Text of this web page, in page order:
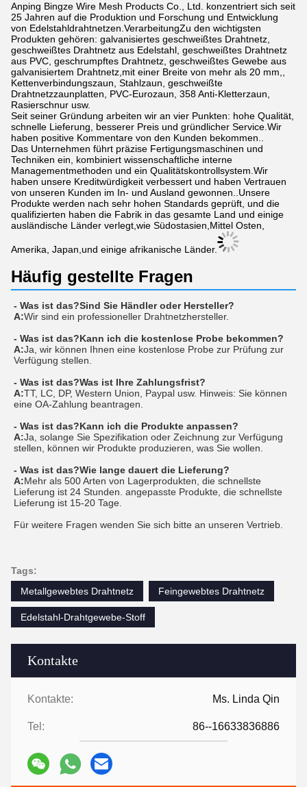
Kontakte
Kontakte: Ms. Linda Qin
Tel: 86--16633836886
Anping Bingze Wire Mesh Products Co., Ltd. konzentriert sich seit
25 Jahren auf die Produktion und Forschung und Entwicklung
von Edelstahldrahtnetzen.VerarbeitungZu den wichtigsten
Produkten gehören: galvanisiertes geschweißtes Drahtnetz,
geschweißtes Drahtnetz aus Edelstahl, geschweißtes Drahtnetz
aus PVC, geschrumpftes Drahtnetz, geschweißtes Gewebe aus
galvanisiertem Drahtnetz,mit einer Breite von mehr als 20 mm,,
Kettenverbindungszaun, Stahlzaun, geschweißte
Drahtnetzzaunplatten, PVC-Eurozaun, 358 Anti-Kletterzaun,
Rasierschnur usw.
Seit seiner Gründung arbeiten wir an vier Punkten: hohe Qualität,
schnelle Lieferung, besserer Preis und gründlicher Service.Wir
haben positive Kommentare von den Kunden bekommen..
Das Unternehmen führt präzise Fertigungsmaschinen und
Techniken ein, kombiniert wissenschaftliche interne
Managementmethoden und ein Qualitätskontrollsystem.Wir
haben unsere Kreditwürdigkeit verbessert und haben Vertrauen
von unseren Kunden im In- und Ausland gewonnen..Unsere
Produkte werden nach sehr hohen Standards geprüft, und die
qualifizierten haben die Fabrik in das gesamte Land und einige
ausländische Länder verlegt,wie Südostasien,Mittel Osten,
Amerika, Japan,und einige afrikanische Länder.
Häufig gestellte Fragen
- Was ist das?Sind Sie Händler oder Hersteller?
A:Wir sind ein professioneller Drahtnetzhersteller.
- Was ist das?Kann ich die kostenlose Probe bekommen?
A:Ja, wir können Ihnen eine kostenlose Probe zur Prüfung zur
Verfügung stellen.
- Was ist das?Was ist Ihre Zahlungsfrist?
A:TT, LC, DP, Western Union, Paypal usw. Hinweis: Sie können
eine OA-Zahlung beantragen.
- Was ist das?Kann ich die Produkte anpassen?
A:Ja, solange Sie Spezifikation oder Zeichnung zur Verfügung
stellen, können wir Produkte produzieren, was Sie wollen.
- Was ist das?Wie lange dauert die Lieferung?
A:Mehr als 500 Arten von Lagerprodukten, die schnellste
Lieferung ist 24 Stunden. angepasste Produkte, die schnellste
Lieferung ist 15-20 Tage.
Für weitere Fragen wenden Sie sich bitte an unseren Vertrieb.
Tags:
Metallgewebtes Drahtnetz
Feingewebtes Drahtnetz
Edelstahl-Drahtgewebe-Stoff